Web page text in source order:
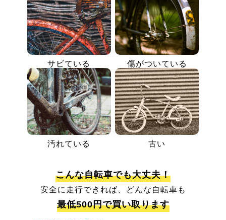
サビている 傷がついている
汚れている 古い
こんな自転車でも大丈夫！
安全に走行できれば、どんな自転車も
最低500円で買い取ります